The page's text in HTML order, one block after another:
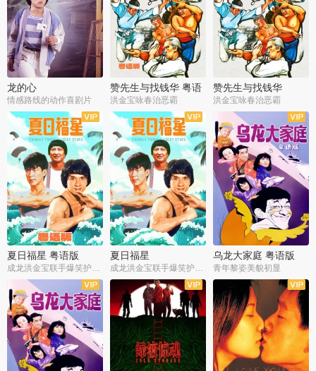
龙的心
情感路线的动作喜剧片
赞先生与找钱华 粤语
版
洪金宝咏春治恶霸
赞先生与找钱华
洪金宝咏春治恶霸
夏日福星 粤语版
成龙洪金宝联手爆笑护美女
夏日福星
成龙洪金宝联手爆笑护美女
乌龙大家庭 粤语版
青年黎姿美貌初显